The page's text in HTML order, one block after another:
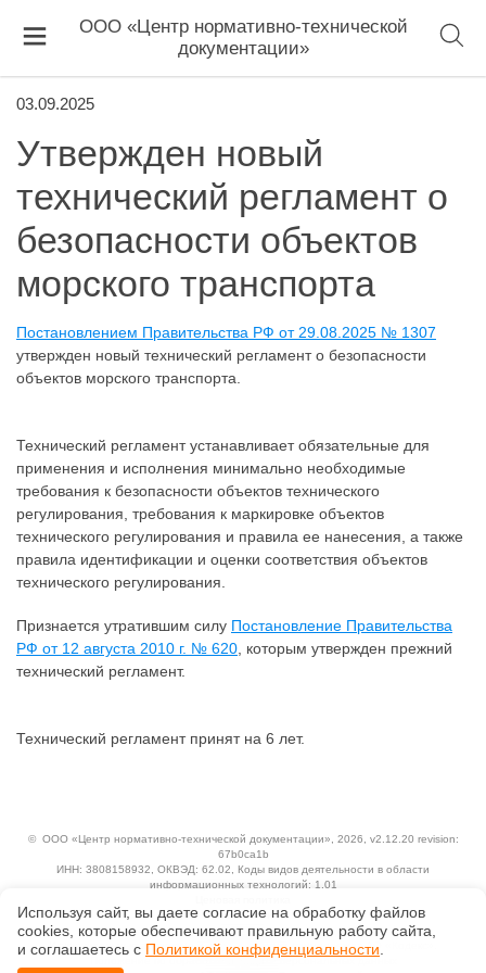
ООО «Центр нормативно-технической
документации»
03.09.2025
Утвержден новый
технический регламент о
безопасности объектов
морского транспорта
Постановлением Правительства РФ от 29.08.2025 № 1307
утвержден новый технический регламент о безопасности
объектов морского транспорта.
Технический регламент устанавливает обязательные для
применения и исполнения минимально необходимые
требования к безопасности объектов технического
регулирования, требования к маркировке объектов
технического регулирования и правила ее нанесения, а также
правила идентификации и оценки соответствия объектов
технического регулирования.
Признается утратившим силу Постановление Правительства
РФ от 12 августа 2010 г. № 620 , которым утвержден прежний
технический регламент.
Технический регламент принят на 6 лет.
© ООО «Центр нормативно-технической документации» , 2026, v2.12.20 revision:
67b0ca1b
ИНН: 3808158932, ОКВЭД: 62.02, Коды видов деятельности в области
информационных технологий: 1.01
Технологии
Исключительные авторские и смежные права принадлежат АО «Кодекс».
Положение по обработке и защите персональных данных
Используя сайт, вы даете согласие на обработку файлов
сооkiеs, которые обеспечивают правильную работу сайта,
и соглашаетесь с Политикой конфиденциальности